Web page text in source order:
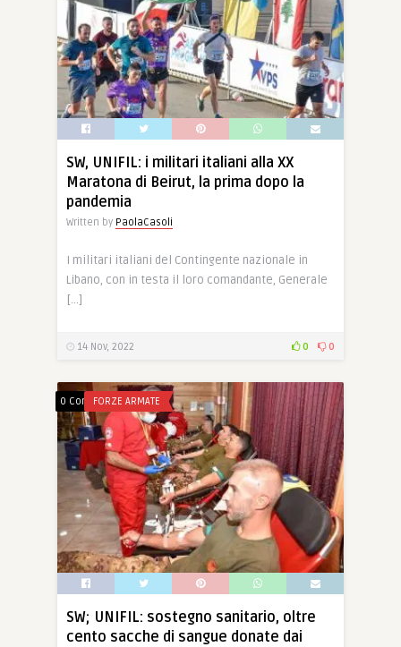
SW, UNIFIL: i militari italiani alla XX
Maratona di Beirut, la prima dopo la
pandemia
Written by PaolaCasoli
I militari italiani del Contingente nazionale in
Libano, con in testa il loro comandante, Generale
[…]
14 Nov, 2022 0 0
0 CommentsFORZE ARMATE
SW; UNIFIL: sostegno sanitario, oltre
cento sacche di sangue donate dai